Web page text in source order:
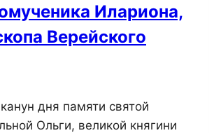
Илариона,
Верейского
дня памяти святой
Ольги, великой княгини